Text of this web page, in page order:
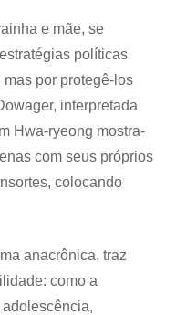
e mãe, se
políticas
por protegê-los
interpretada
Hwa-ryeong mostra-
com seus próprios
colocando
anacrônica, traz
como a